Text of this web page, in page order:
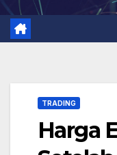
TRADING
Harga